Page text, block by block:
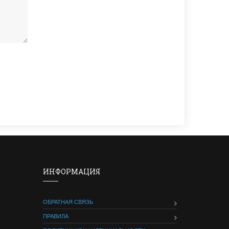
ИНФОРМАЦИЯ
ОБРАТНАЯ СВЯЗЬ
ПРАВИЛА